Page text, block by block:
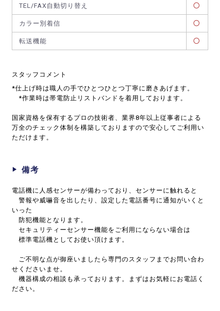
TEL/FAX自動切り替え
カラー別着信
転送機能
スタッフコメント
*仕上げ時は職人の手でひとつひとつ丁寧に磨きあげます。
*作業時は帯電防止リストバンドを着用しております。
国家資格を保有するプロの技術者、業界8年以上従事者による
万全のチェック体制を構築しておりますので安心してご利用い
ただけます。
備考
電話機に人感センサーが備わっており、センサーに触れると
警報や威嚇音を出したり、設定した電話番号に通知がいくと
いった
防犯機能となります。
セキュリティーセンサー機能をご利用にならない場合は
標準電話機としてお使い頂けます。
ご不明な点が御座いましたら専門のスタッフまでお問い合わ
せくださいませ。
機器構成の相談も承っております。まずはお気軽にお電話く
ださい。